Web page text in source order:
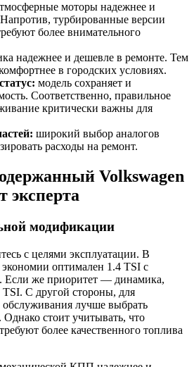
моторы надежнее и
турбированные версии
более внимательного
надежнее и дешевле в ремонте. Тем
в городских условиях.
модель сохраняет и
Соответственно, правильное
критически важны для
широкий выбор аналогов
расходы на ремонт.
Volkswagen
эксперта
модификации
с целями эксплуатации. В
экономии оптимален 1.4 TSI с
Если же приоритет — динамика,
TSI. С другой стороны, для
лучше выбрать
стоит учитывать, что
более качественного топлива